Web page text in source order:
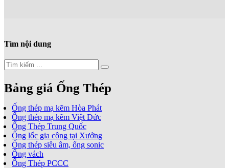
Tìm nội dung
Bảng giá Ống Thép
Ống thép mạ kẽm Hòa Phát
Ống thép mạ kẽm Việt Đức
Ống Thép Trung Quốc
Ống lốc gia công tại Xưởng
Ống thép siêu âm, ống sonic
Ống vách
Ống Thép PCCC